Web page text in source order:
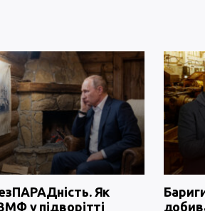
Як
у підворітті